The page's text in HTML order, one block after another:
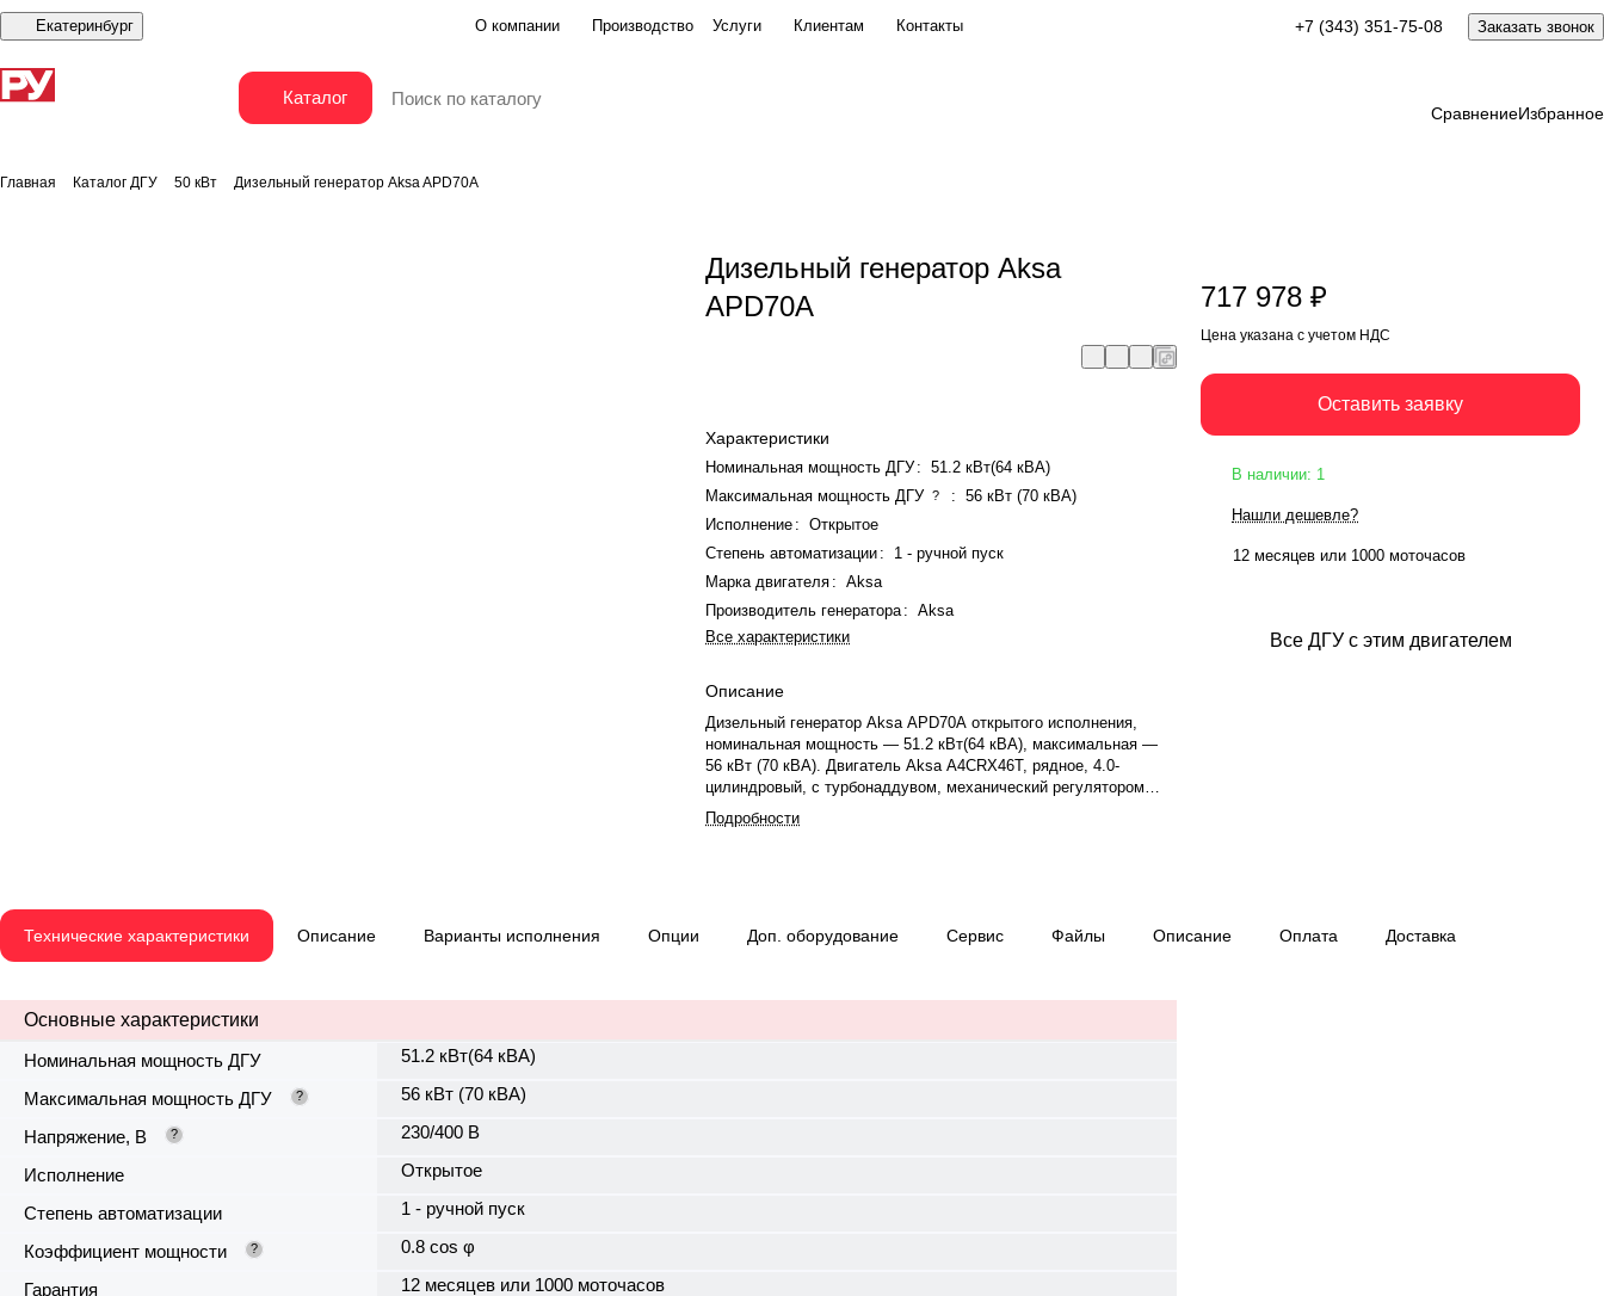
Екатеринбург О компании Производство Услуги Клиентам Контакты +7 (343) 351-75-08 Заказать звонок
Каталог
СравнениеИзбранное
Главная Каталог ДГУ 50 кВт Дизельный генератор Aksa APD70A
Дизельный генератор Aksa
APD70A
Дизельный генератор Aksa APD70A Оставить заявку
Характеристики
Номинальная мощность ДГУ:
51.2 кВт(64 кВА)
Максимальная мощность ДГУ ? :
56 кВт (70 кВА)
Исполнение :
Открытое
Степень автоматизации :
1 - ручной пуск
Марка двигателя :
Aksa
Производитель генератора:
Aksa
Все характеристики
Описание
Дизельный генератор Aksa APD70A открытого исполнения,
номинальная мощность — 51.2 кВт(64 кВА), максимальная —
56 кВт (70 кВА). Двигатель Aksa A4CRX46T, рядное, 4.0-
цилиндровый, с турбонаддувом, механический регулятором
оборотов. Система охлаждения — жидкостная. Частота
вращения — 1500 об/мин. Генератор синхронный, 3-фазный,
Подробности
717 978 ₽
Цена указана с учетом НДС
Оставить заявку
В наличии: 1
Нашли дешевле?
12 месяцев или 1000 моточасов
Все ДГУ с этим двигателем
Технические характеристики Описание Варианты исполнения Опции Доп. оборудование Сервис Файлы Описание Оплата Доставка
Основные характеристики
Номинальная мощность ДГУ
51.2 кВт(64 кВА)
Максимальная мощность ДГУ ? 56 кВт (70 кВА)
Напряжение, В ? 230/400 В
Исполнение Открытое
Степень автоматизации 1 - ручной пуск
Коэффициент мощности ? 0.8 cos φ
Гарантия 12 месяцев или 1000 моточасов